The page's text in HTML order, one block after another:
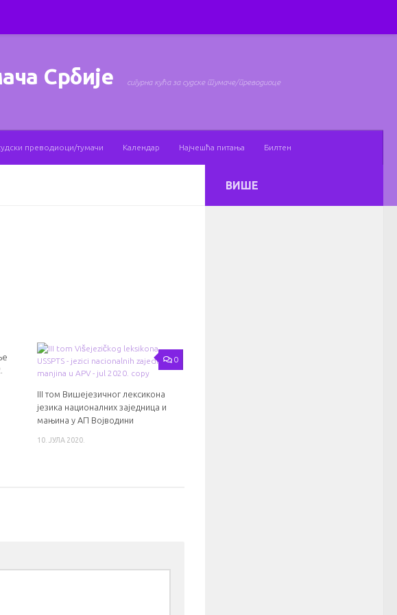
Србије сигурна кућа за судске тумаче/преводиоце
преводиоци/тумачи Календар Најчешћа питања Билтен
0
III том Вишејезичног лексикона
језика националних заједница и
мањина у АП Војводини
10. ЈУЛА 2020.
ВИШЕ